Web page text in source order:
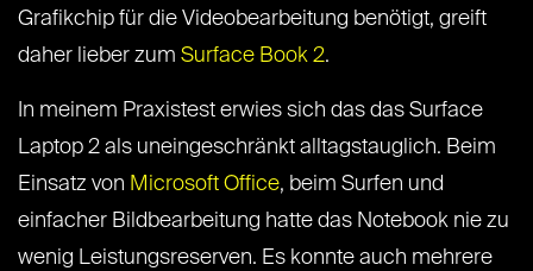
Grafikchip für die Videobearbeitung benötigt, greift
daher lieber zum Surface Book 2.
In meinem Praxistest erwies sich das das Surface
Laptop 2 als uneingeschränkt alltagstauglich. Beim
Einsatz von Microsoft Office, beim Surfen und
einfacher Bildbearbeitung hatte das Notebook nie zu
wenig Leistungsreserven. Es konnte auch mehrere